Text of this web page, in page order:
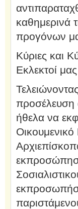
καθημερινά
προγόνων
Κύριες και
Εκλεκτοί
προσέλευση
ήθελα να